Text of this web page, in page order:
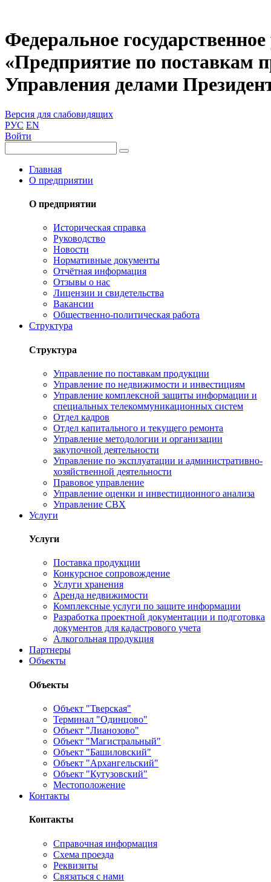
Федеральное
«Предприятие по поставкам
Управления делами
Версия для слабовидящих
РУС EN
Войти
Главная
О предприятии
О предприятии
Историческая справка
Руководство
Новости
Нормативные документы
Отчётная информация
Отзывы о нас
Лицензии и свидетельства
Вакансии
Общественно-политическая работа
Структура
Структура
Управление по поставкам продукции
Управление по недвижимости и инвестициям
Управление комплексной защиты информации и
специальных телекоммуникационных систем
Отдел кадров
Отдел капитального и текущего ремонта
Управление методологии и организации
закупочной деятельности
Управление по эксплуатации и административно-
хозяйственной деятельности
Правовое управление
Управление оценки и инвестиционного анализа
Управление СВХ
Услуги
Услуги
Поставка продукции
Конкурсное сопровождение
Услуги хранения
Аренда недвижимости
Комплексные услуги по защите информации
Разработка проектной документации и подготовка
документов для кадастрового учета
Алкогольная продукция
Партнеры
Объекты
Объекты
Объект "Тверская"
Терминал "Одинцово"
Объект "Лианозово"
Объект "Магистральный"
Объект "Башиловский"
Объект "Архангельский"
Объект "Кутузовский"
Местоположение
Контакты
Контакты
Справочная информация
Схема проезда
Реквизиты
Связаться с нами